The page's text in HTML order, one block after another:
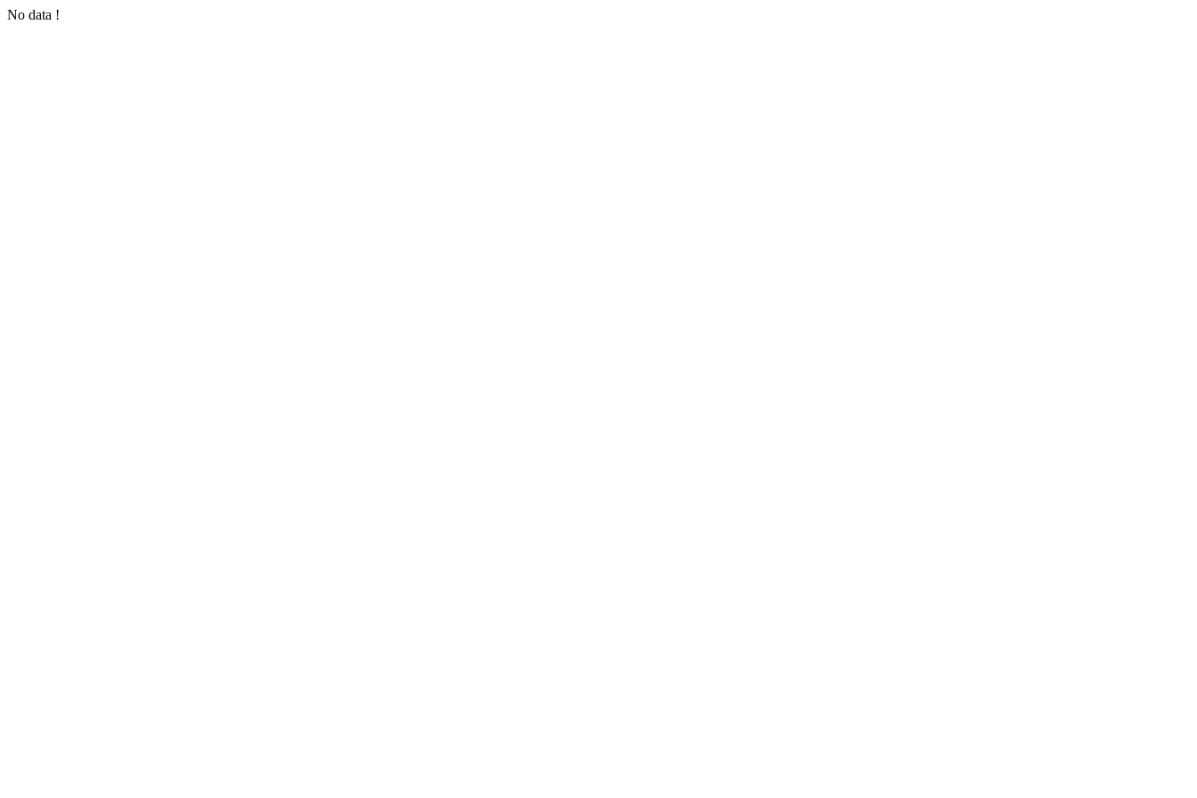
No data !